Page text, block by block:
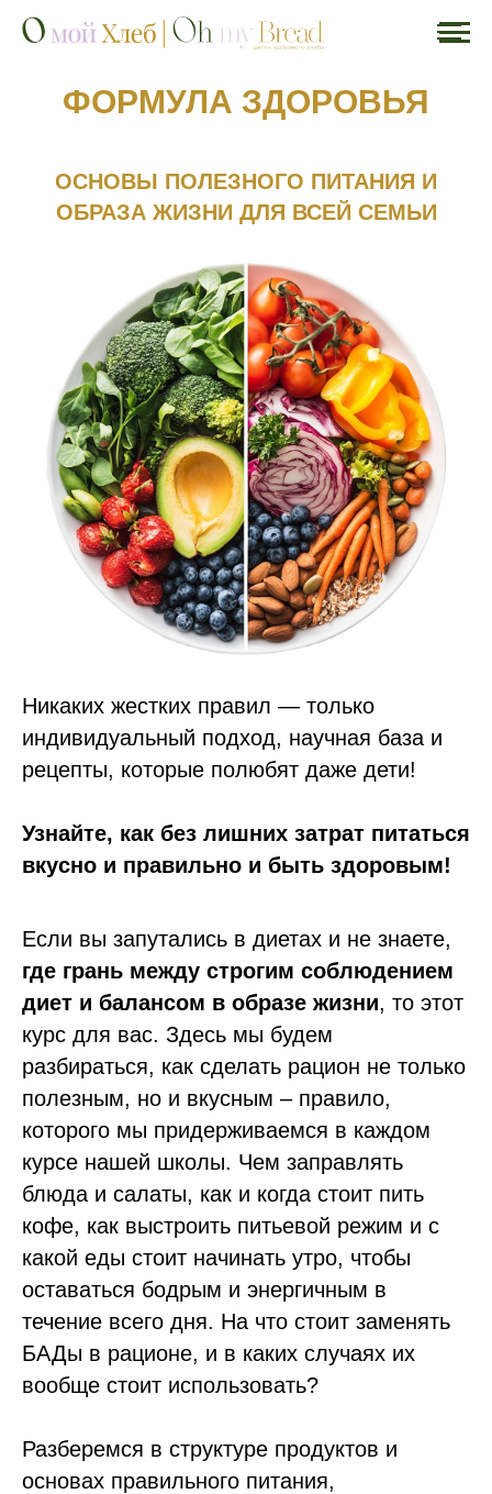
ФОРМУЛА ЗДОРОВЬЯ
ОСНОВЫ ПОЛЕЗНОГО ПИТАНИЯ И
ОБРАЗА ЖИЗНИ ДЛЯ ВСЕЙ СЕМЬИ
Никаких жестких правил — только
индивидуальный подход, научная база и
рецепты, которые полюбят даже дети!
Узнайте, как без лишних затрат питаться
вкусно и правильно и быть здоровым!
Если вы запутались в диетах и не знаете,
где грань между строгим соблюдением
диет и балансом в образе жизни, то этот
курс для вас. Здесь мы будем
разбираться, как сделать рацион не только
полезным, но и вкусным – правило,
которого мы придерживаемся в каждом
курсе нашей школы. Чем заправлять
блюда и салаты, как и когда стоит пить
кофе, как выстроить питьевой режим и с
какой еды стоит начинать утро, чтобы
оставаться бодрым и энергичным в
течение всего дня. На что стоит заменять
БАДы в рационе, и в каких случаях их
вообще стоит использовать?
Разберемся в структуре продуктов и
основах правильного питания,